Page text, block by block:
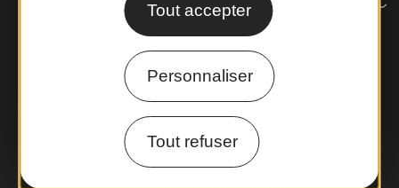
Tout accepter
Personnaliser
Tout refuser
Comment venir ?
Espace Pro
Observatoire